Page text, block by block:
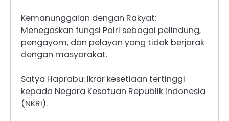
Kemanunggalan dengan Rakyat:
Menegaskan fungsi Polri sebagai pelindung,
pengayom, dan pelayan yang tidak berjarak
dengan masyarakat.
Satya Haprabu: Ikrar kesetiaan tertinggi
kepada Negara Kesatuan Republik Indonesia
(NKRI).